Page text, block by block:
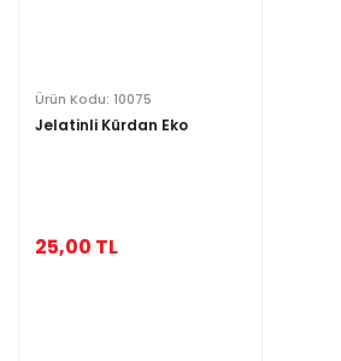
Ürün Kodu: 10075
Jelatinli Kürdan Eko
25,00 TL